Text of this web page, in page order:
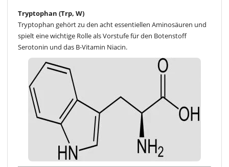
Tryptophan (Trp, W)
Tryptophan gehört zu den acht essentiellen Aminosäuren und
spielt eine wichtige Rolle als Vorstufe für den Botenstoff
Serotonin und das B-Vitamin Niacin.